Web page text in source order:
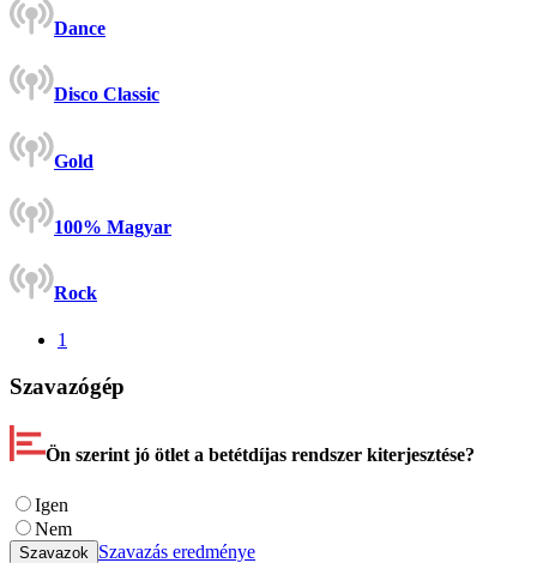
Dance
Disco Classic
Gold
100% Magyar
Rock
1
Szavazógép
Ön szerint jó ötlet a betétdíjas rendszer kiterjesztése?
Igen
Nem
Szavazok Szavazás eredménye